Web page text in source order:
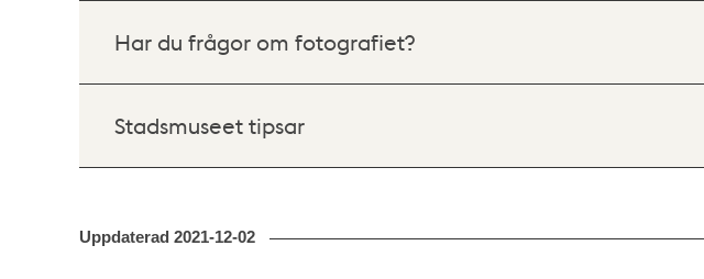
Har du frågor om fotografiet?
Stadsmuseet tipsar
Uppdaterad 2021-12-02